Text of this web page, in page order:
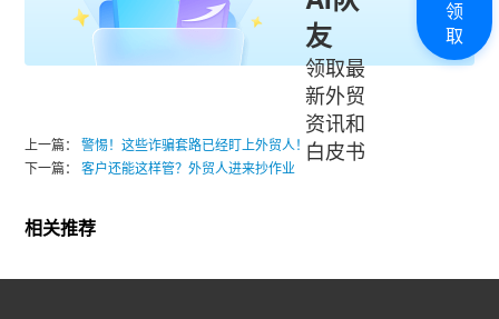
友
领取最
新外贸
资讯和
白皮书
领
取
上一篇：警惕！这些诈骗套路已经盯上外贸人！
下一篇：
客户还能这样管？外贸人进来抄作业
相关推荐